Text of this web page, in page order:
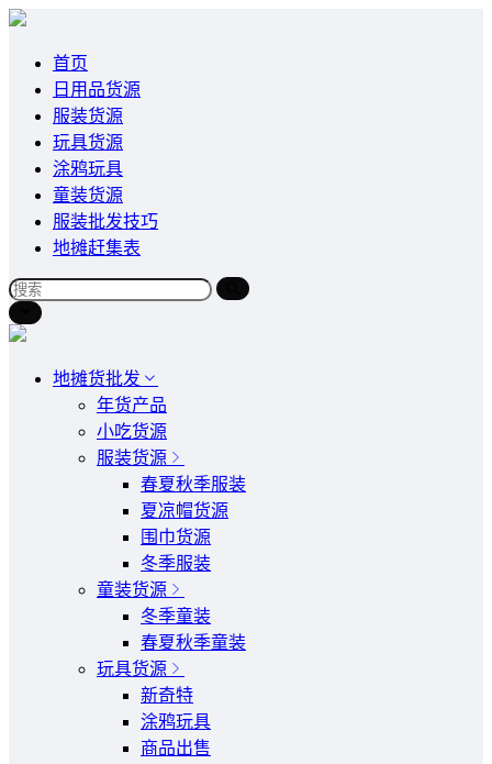
首页
日用品货源
服装货源
玩具货源
涂鸦玩具
童装货源
服装批发技巧
地摊赶集表
地摊货批发
年货产品
小吃货源
服装货源
春夏秋季服装
夏凉帽货源
围巾货源
冬季服装
童装货源
冬季童装
春夏秋季童装
玩具货源
新奇特
涂鸦玩具
商品出售